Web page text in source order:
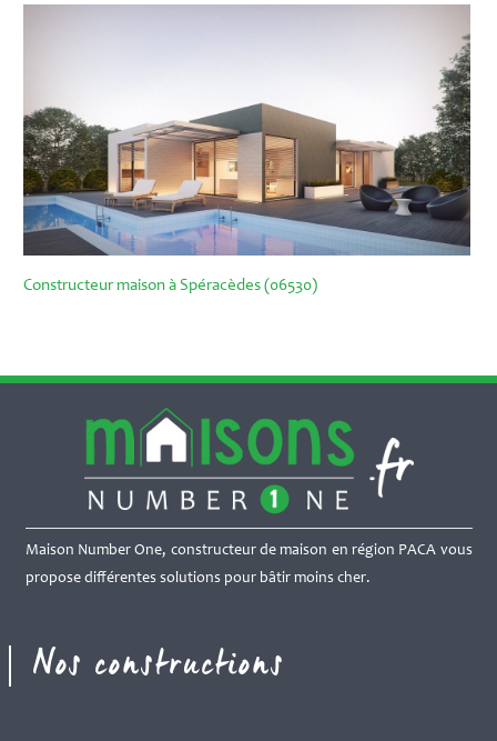
Constructeur maison à Spéracèdes (06530)
Maison Number One, constructeur de maison en région PACA vous
propose différentes solutions pour bâtir moins cher.
Nos constructions